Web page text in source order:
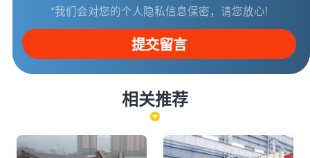
*我们会对您的个人隐私信息保密，请您放心!
提交留言
相关推荐